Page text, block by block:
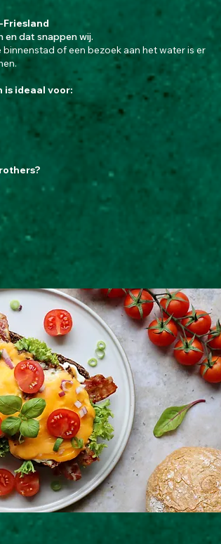
Friesland
en dat snappen wij.
of een bezoek aan het water is er
is ideaal voor: